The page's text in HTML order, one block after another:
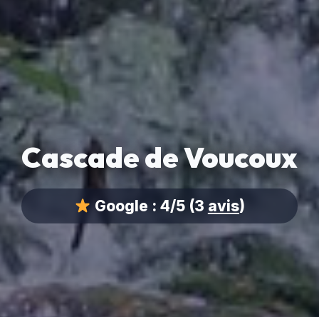
Cascade de Voucoux
Google : 4/5(3 avis)